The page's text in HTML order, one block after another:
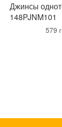
Джинсы
148PJNM101
579